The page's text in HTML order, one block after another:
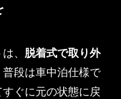
、 脱着式で取り外
普段は車中泊仕様で
ぐに元の状態に戻